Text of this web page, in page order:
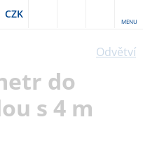
CZK
MENU
Odvětví
do
s 4 m